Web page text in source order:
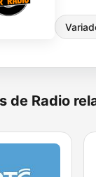
de Radio